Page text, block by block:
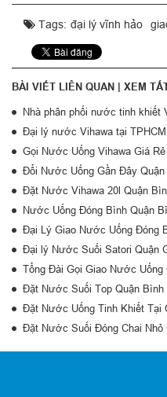
Tags: đại lý vĩnh hảo
BÀI VIẾT LIÊN QUAN | XEM
Nhà phân phối nước tinh khiết
Đại lý nước Vihawa tại
Gọi Nước Uống Vihawa Giá Rẻ
Đổi Nước Uống Gần Đây Quận
Đặt Nước Vihawa 20l Quận
Nước Uống Đóng Bình Quận
Đại Lý Giao Nước Uống Đóng
Đại lý Nước Suối Satori Quận
Tổng Đài Gọi Giao Nước Uống
Đặt Nước Suối Top Quận Bình
Đặt Nước Uống Tinh Khiết Tại
Đặt Nước Suối Đóng Chai Nhỏ